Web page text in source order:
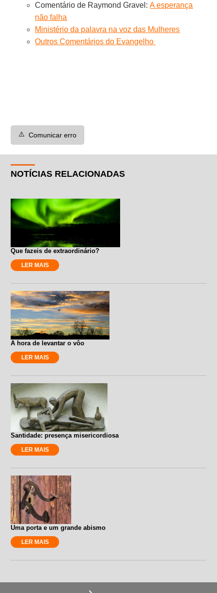
Comentário de Raymond Gravel:A esperança
não falha
Ministério da palavra na voz das Mulheres
Outros Comentários do Evangelho
⚠️ Comunicar erro
NOTÍCIAS RELACIONADAS
Que fazeis de extraordinário?
LER MAIS
A hora de levantar o vôo
LER MAIS
Santidade: presença misericordiosa
LER MAIS
Uma porta e um grande abismo
LER MAIS